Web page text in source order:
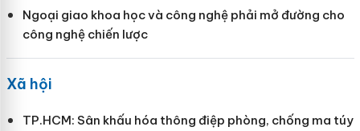
Ngoại giao khoa học và công nghệ phải mở đường cho
công nghệ chiến lược
Xã hội
TP.HCM: Sân khấu hóa thông điệp phòng, chống ma túy